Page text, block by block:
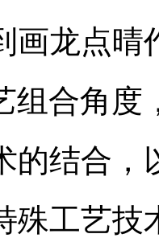
画龙点晴
合角度
的结合，
殊工艺